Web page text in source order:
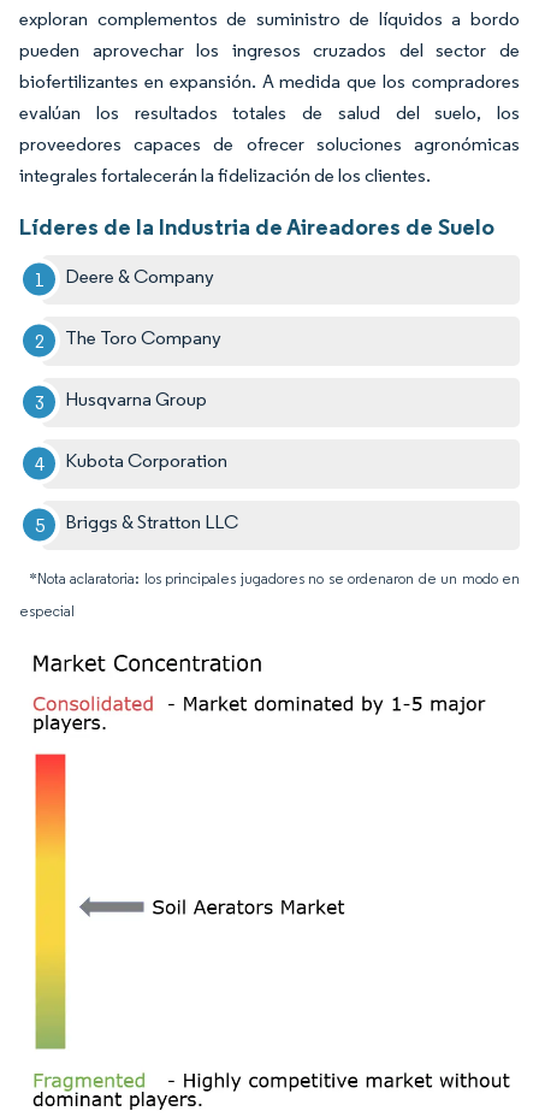
exploran complementos de suministro de líquidos a bordo
pueden aprovechar los ingresos cruzados del sector de
biofertilizantes en expansión. A medida que los compradores
evalúan los resultados totales de salud del suelo, los
proveedores capaces de ofrecer soluciones agronómicas
integrales fortalecerán la fidelización de los clientes.
Líderes de la Industria de Aireadores de Suelo
Deere & Company
The Toro Company
Husqvarna Group
Kubota Corporation
Briggs & Stratton LLC
*Nota aclaratoria: los principales jugadores no se ordenaron de un modo en
especial